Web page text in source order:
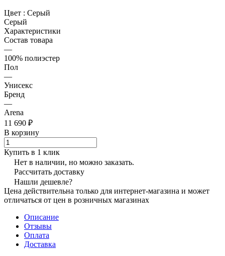
Цвет : Серый
Серый
Характеристики
Состав товара
—
100% полиэстер
Пол
—
Унисекс
Бренд
—
Arena
11 690 ₽
В корзину
Купить в 1 клик
Нет в наличии, но можно заказать.
Рассчитать доставку
Нашли дешевле?
Цена действительна только для интернет-магазина и может
отличаться от цен в розничных магазинах
Описание
Отзывы
Оплата
Доставка